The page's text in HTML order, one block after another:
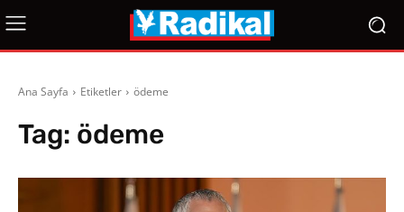
Ana Sayfa Etiketler ödeme
Tag: ödeme